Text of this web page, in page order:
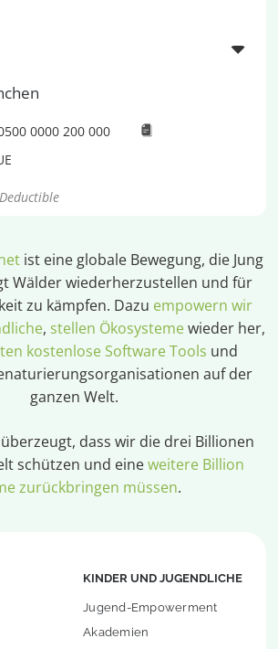
0000 200 000
ist eine globale Bewegung, die Jung
Wälder wiederherzustellen und für
zu kämpfen. Dazu empowern wir
, stellen Ökosystemewieder her,
kostenlose Software Tools und
auf der
ganzen Welt.
dass wir die drei Billionen
schützen und eineweitere Billion
zurückbringen müssen.
KINDER UND JUGENDLICHE
Jugend-Empowerment
Akademien